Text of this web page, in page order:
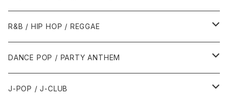
1991年
2000年
2001年
2010年代
2010年
2011年
1995年
2000年
2001年
1986年・以前
1987年
1990年代
1990年
1991年
2000年代
1990年代
1990年
1991年
2000年代
2000年
R&B / HIP HOP / REGGAE
1980年代
1985年・以前
1990年代
DANCE POP / PARTY ANTHEM
1980年代
J-POP / J-CLUB